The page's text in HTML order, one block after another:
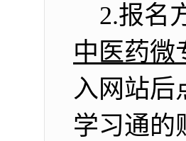
2.报名
中医药微
入网站后
学习通的